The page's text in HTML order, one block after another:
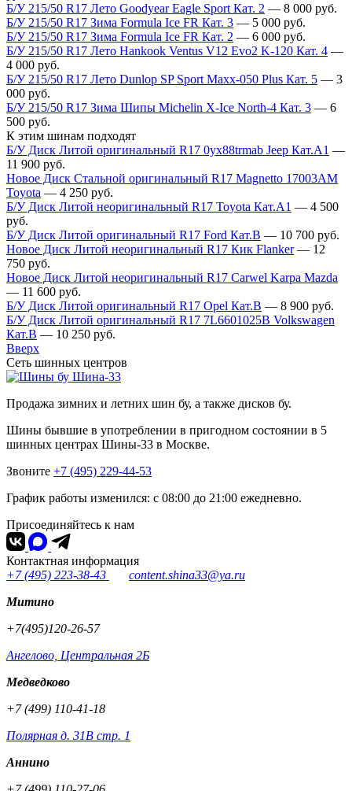
Б/У 215/50 R17 Лето Goodyear Eagle Sport Кат. 2 — 8 000 руб.
Б/У 215/50 R17 Зима Formula Ice FR Кат. 3 — 5 000 руб.
Б/У 215/50 R17 Зима Formula Ice FR Кат. 2 — 6 000 руб.
Б/У 215/50 R17 Лето Hankook Ventus V12 Evo2 K-120 Кат. 4 —
4 000 руб.
Б/У 215/50 R17 Лето Dunlop SP Sport Maxx-050 Plus Кат. 5 — 3
000 руб.
Б/У 215/50 R17 Зима Шипы Michelin X-Ice North-4 Кат. 3 — 6
500 руб.
К этим шинам подходят
Б/У Диск Литой оригинальный R17 0yx88trmab Jeep Кат.А1 —
11 900 руб.
Новое Диск Стальной оригинальный R17 Magnetto 17003АМ
Toyota — 4 250 руб.
Б/У Диск Литой неоригинальный R17 Toyota Кат.А1 — 4 500
руб.
Б/У Диск Литой оригинальный R17 Ford Кат.В — 10 700 руб.
Новое Диск Литой неоригинальный R17 Кик Flanker— 12
750 руб.
Новое Диск Литой неоригинальный R17 Carwel Karpa Mazda
— 11 600 руб.
Б/У Диск Литой оригинальный R17 Opel Кат.В — 8 900 руб.
Б/У Диск Литой оригинальный R17 7L6601025B Volkswagen
Кат.В — 10 250 руб.
Вверх
Сеть шинных центров
Шина-33
Продажа зимних и летних шин бу, а также дисков бу.
Шины бывшие в употреблении в пригодном состоянии в 5
шинных центрах Шины-33 в Москве.
Звоните +7 (495) 229-44-53
График работы изменился: с 08:00 до 21:00 ежедневно.
Присоединяйтесь к нам
Контактная информация
+7 (495) 223-38-43
content.shina33@ya.ru
Митино
+7(495)120-26-57
Ангелово, Центральная 2Б
Медведково
+7 (499) 110-41-18
Полярная д. 31В стр. 1
Аннино